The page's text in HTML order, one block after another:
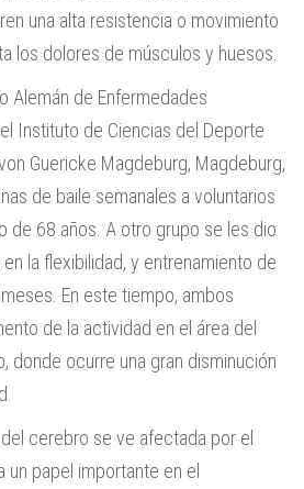
una alta resistencia o movimiento
los dolores de músculos y huesos.
Alemán de Enfermedades
Instituto de Ciencias del Deporte
Guericke Magdeburg, Magdeburg,
de baile semanales a voluntarios
de 68 años. A otro grupo se les dio
la flexibilidad, y entrenamiento de
En este tiempo, ambos
de la actividad en el área del
donde ocurre una gran disminución
cerebro se ve afectada por el
un papel importante en el